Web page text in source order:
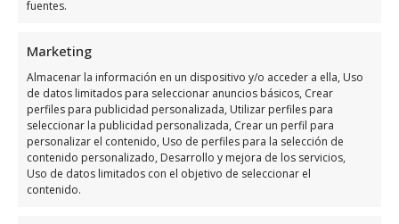
fuentes.
Marketing
Almacenar la información en un dispositivo y/o acceder a ella, Uso
de datos limitados para seleccionar anuncios básicos, Crear
perfiles para publicidad personalizada, Utilizar perfiles para
seleccionar la publicidad personalizada, Crear un perfil para
personalizar el contenido, Uso de perfiles para la selección de
contenido personalizado, Desarrollo y mejora de los servicios,
Uso de datos limitados con el objetivo de seleccionar el
contenido.
sobre La Zenia Massage
La Zenia Massagees un lugar excepcional
para relajarse y disfrutar de un momento de
bienestar en la Costa Blanca. Con una
valoración de 4,9 basada en 210 reseñas,
este spa en La Zenia, Alicante, destaca por